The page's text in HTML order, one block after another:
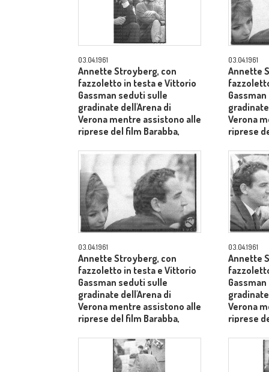
03.04.1961
Annette Stroyberg, con
fazzoletto in testa e Vittorio
Gassman seduti sulle
gradinate dell'Arena di
Verona mentre assistono alle
riprese del film Barabba,
Laurentiis - piano medio
03.04.1961
Annette
Verona
riprese
03.04.1961
Annette Stroyberg, con
fazzoletto in testa e Vittorio
Gassman seduti sulle
gradinate dell'Arena di
Verona mentre assistono alle
riprese del film Barabba,
Laurentiis - primo piano
03.04.1961
Annette
Verona
riprese